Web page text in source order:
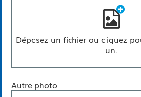
Déposez un fichier ou cliquez
un.
Autre photo